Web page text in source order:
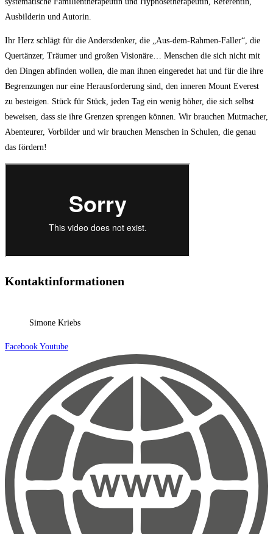
Ausbilderin und Autorin.
Ihr Herz schlägt für die Andersdenker, die „Aus-dem-Rahmen-Faller“, die
Quertänzer, Träumer und großen Visionäre… Menschen die sich nicht mit
den Dingen abfinden wollen, die man ihnen eingeredet hat und für die ihre
Begrenzungen nur eine Herausforderung sind, den inneren Mount Everest
zu besteigen. Stück für Stück, jeden Tag ein wenig höher, die sich selbst
beweisen, dass sie ihre Grenzen sprengen können. Wir brauchen Mutmacher,
Abenteurer, Vorbilder und wir brauchen Menschen in Schulen, die genau
das fördern!
Kontaktinformationen
Simone Kriebs
Facebook Youtube